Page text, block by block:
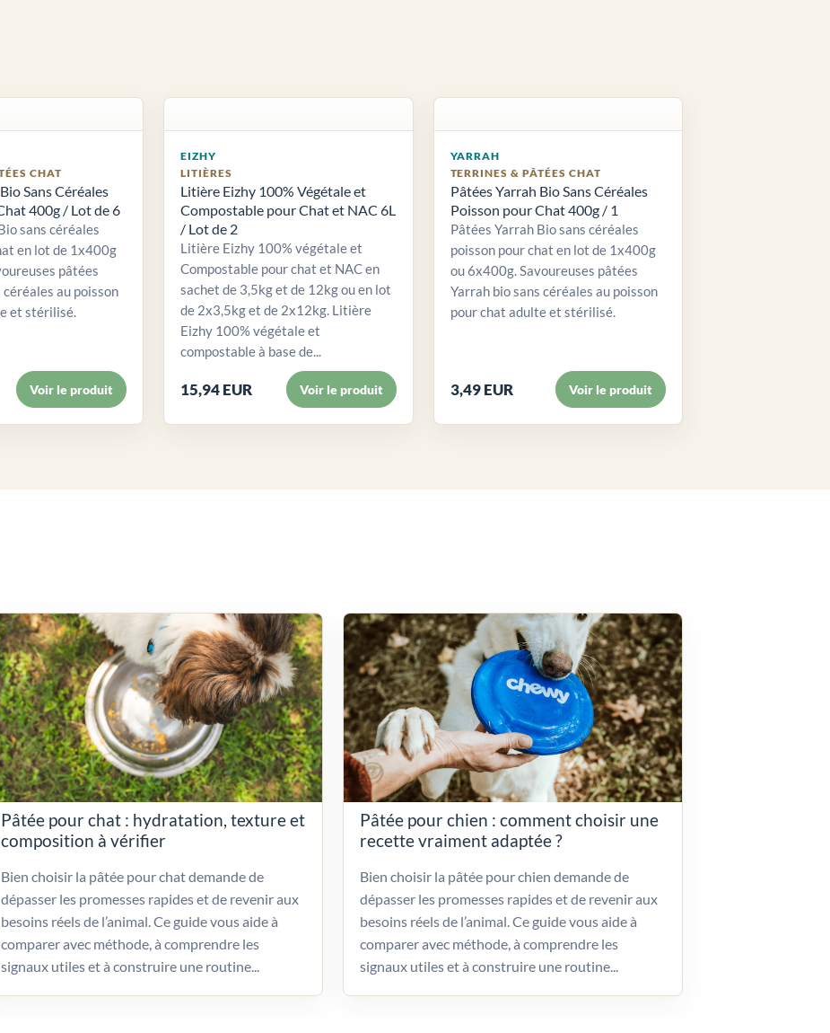
CHAT
Sans Céréales
400g / Lot de 6
sans céréales
en lot de 1x400g
pâtées
au poisson
et stérilisé.
Voir le produit
EIZHY
LITIÈRES
Litière Eizhy 100% Végétale et
Compostable pour Chat et NAC 6L
/ Lot de 2
Litière Eizhy 100% végétale et
Compostable pour chat et NAC en
sachet de 3,5kg et de 12kg ou en lot
de 2x3,5kg et de 2x12kg. Litière
Eizhy 100% végétale et
compostable à base de...
15,94 EUR Voir le produit
YARRAH
TERRINES & PÂTÉES CHAT
Pâtées Yarrah Bio Sans Céréales
Poisson pour Chat 400g / 1
Pâtées Yarrah Bio sans céréales
poisson pour chat en lot de 1x400g
ou 6x400g. Savoureuses pâtées
Yarrah bio sans céréales au poisson
pour chat adulte et stérilisé.
3,49 EUR Voir le produit
Pâtée pour chat : hydratation, texture et
composition à vérifier
Bien choisir la pâtée pour chat demande de
dépasser les promesses rapides et de revenir aux
besoins réels de l’animal. Ce guide vous aide à
comparer avec méthode, à comprendre les
signaux utiles et à construire une routine...
Pâtée pour chien : comment choisir une
recette vraiment adaptée ?
Bien choisir la pâtée pour chien demande de
dépasser les promesses rapides et de revenir aux
besoins réels de l’animal. Ce guide vous aide à
comparer avec méthode, à comprendre les
signaux utiles et à construire une routine...